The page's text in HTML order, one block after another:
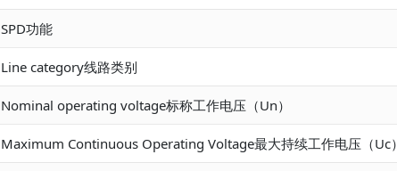
SPD功能
Line category线路类别
Nominal operating voltage标称工作电压（Un）
Maximum Continuous Operating Voltage最大持续工作电压（Uc）